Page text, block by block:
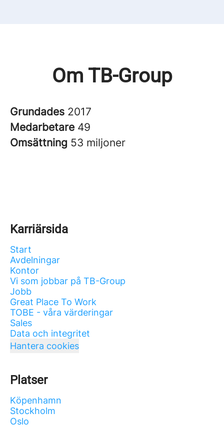
Om TB-Group
Grundades 2017
Medarbetare 49
Omsättning 53 miljoner
Karriärsida
Start
Avdelningar
Kontor
Vi som jobbar på TB-Group
Jobb
Great Place To Work
TOBE - våra värderingar
Sales
Data och integritet
Hantera cookies
Platser
Köpenhamn
Stockholm
Oslo